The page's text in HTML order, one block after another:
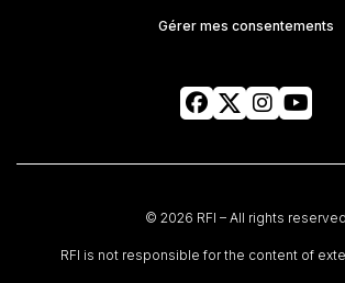
Gérer mes consentements
© 2026 RFI – All rights reserved
RFI is not responsible for the content of